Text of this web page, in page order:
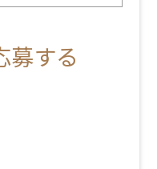
募する